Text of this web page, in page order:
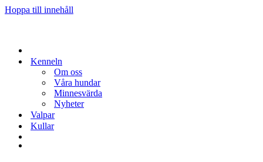
Hoppa till innehåll
Kenneln
Om oss
Våra hundar
Minnesvärda
Nyheter
Valpar
Kullar